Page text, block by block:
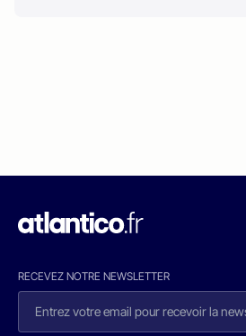
RECEVEZ NOTRE NEWSLETTER